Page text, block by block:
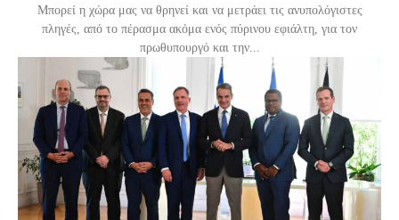
Mπορεί η χώρα μας να θρηνεί και να μετράει τις ανυπολόγιστες
πληγές, από το πέρασμα ακόμα ενός πύρινου εφιάλτη, για τον
πρωθυπουργό και την...